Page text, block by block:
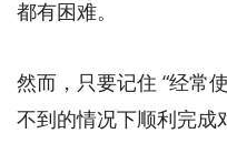
都有困难。
然而，只要记住 “经常
不到的情况下顺利完成